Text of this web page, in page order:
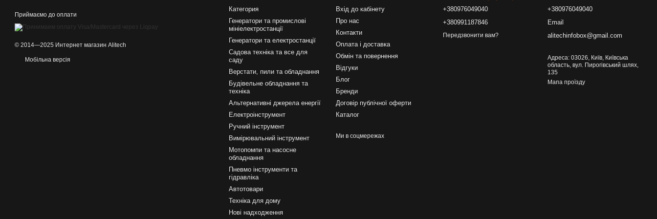
Приймаємо до оплати
© 2014—2025 Интернет магазин Alitech
Мобільна версія
Категория
Генератори та промислові
мініелектростанції
Генератори та електростанції
Садова техніка та все для
саду
Верстати, пили та обладнання
Будівельне обладнання та
техніка
Альтернативні джерела енергії
Електроінструмент
Ручний інструмент
Вимірювальний інструмент
Мотопомпи та насосне
обладнання
Пневмо інструменти та
гідравліка
Автотовари
Техніка для дому
Нові надходження
Вхід до кабінету
Про нас
Контакти
Оплата і доставка
Обмін та повернення
Відгуки
Блог
Бренди
Договір публічної оферти
Каталог
Ми в соцмережах
+380976049040
+380991187846
Передзвонити вам?
+380976049040
Email
alitechinfobox@gmail.com
Адреса: 03026, Київ, Київська
область, вул. Пирогівський шлях,
135
Мапа проїзду